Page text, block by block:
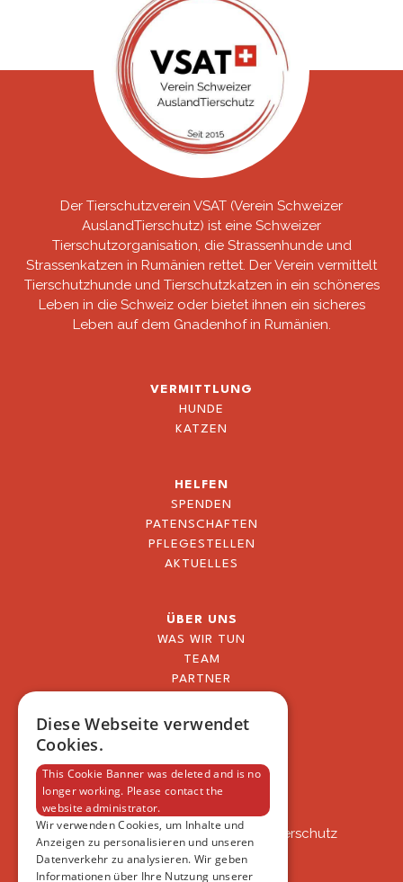
Der Tierschutzverein VSAT (Verein Schweizer
AuslandTierschutz) ist eine Schweizer
Tierschutzorganisation, die Strassenhunde und
Strassenkatzen in Rumänien rettet. Der Verein vermittelt
Tierschutzhunde und Tierschutzkatzen in ein schöneres
Leben in die Schweiz oder bietet ihnen ein sicheres
Leben auf dem Gnadenhof in Rumänien.
VERMITTLUNG
HUNDE
KATZEN
HELFEN
SPENDEN
PATENSCHAFTEN
PFLEGESTELLEN
AKTUELLES
ÜBER UNS
WAS WIR TUN
TEAM
PARTNER
FAQ
VSAT
VSAT - Verein Schweizer Auslandtierschutz
Oberlangnauerstrasse 13b
9562 Märwil
Diese Webseite verwendet
Cookies.
This Cookie Banner was deleted and is no
longer working. Please contact the
website administrator.
Wir verwenden Cookies, um Inhalte und
Anzeigen zu personalisieren und unseren
Datenverkehr zu analysieren. Wir geben
Informationen über Ihre Nutzung unserer